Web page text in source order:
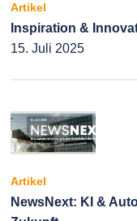
Artikel
Inspiration &
15. Juli 2025
Artikel
NewsNext: KI &